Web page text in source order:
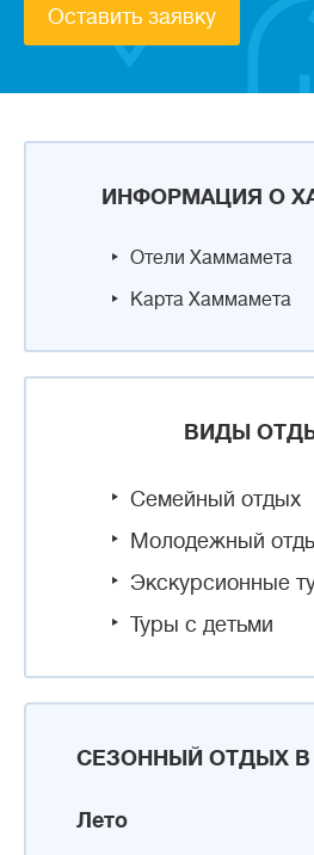
ИНФОРМАЦИЯ О
Отели Хаммамета
Карта Хаммамета
ВИДЫ
Семейный отдых
Молодежный
Экскурсионные
Туры с детьми
СЕЗОННЫЙ ОТДЫХ
Лето
Оставить заявку